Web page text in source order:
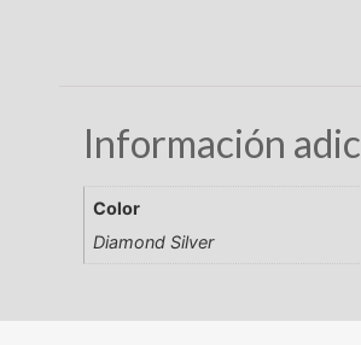
Información
Color
Diamond Silver